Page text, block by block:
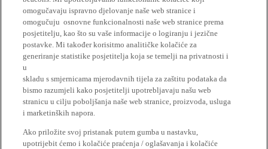
omogučavaju ispravno djelovanje naše web stranice i
omogučuju osnovne funkcionalnosti naše web stranice prema
posjetitelju, kao što su vaše informacije o logiranju i jezične
postavke. Mi također korisitmo analitičke kolačiće za
generiranje statistike posjetitelja koja se temelji na privatnosti i
u
skladu s smjernicama mjerodavnih tijela za zaštitu podataka da
bismo razumjeli kako posjetitelji upotrebljavaju našu web
stranicu u cilju poboljšanja naše web stranice, proizvoda, usluga
i marketinških napora.
Ako priložite svoj pristanak putem gumba u nastavku,
upotrijebit ćemo i kolačiće praćenja / oglašavanja i kolačiće